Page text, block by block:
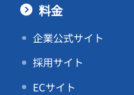
料金
企業公式サイト
採用サイト
ECサイト